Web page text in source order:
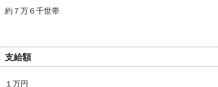
約７万６千世帯
支給額
１万円